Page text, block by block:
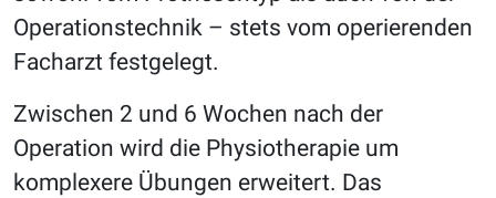
Operationstechnik – stets vom operierenden
Facharzt festgelegt.
Zwischen 2 und 6 Wochen nach der
Operation wird die Physiotherapie um
komplexere Übungen erweitert. Das